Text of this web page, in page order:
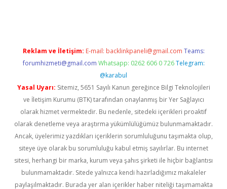
Reklam ve İletişim: E-mail: backlinkpaneli@gmail.com Teams:
forumhizmeti@gmail.com Whatsapp: 0262 606 0 726 Telegram:
@karabul
Yasal Uyarı: Sitemiz, 5651 Sayılı Kanun gereğince Bilgi Teknolojileri
ve İletişim Kurumu (BTK) tarafından onaylanmış bir Yer Sağlayıcı
olarak hizmet vermektedir. Bu nedenle, sitedeki içerikleri proaktif
olarak denetleme veya araştırma yükümlülüğümüz bulunmamaktadır.
Ancak, üyelerimiz yazdıkları içeriklerin sorumluluğunu taşımakta olup,
siteye üye olarak bu sorumluluğu kabul etmiş sayılırlar. Bu internet
sitesi, herhangi bir marka, kurum veya şahıs şirketi ile hiçbir bağlantısı
bulunmamaktadır. Sitede yalnızca kendi hazırladığımız makaleler
paylaşılmaktadır. Burada yer alan içerikler haber niteliği taşımamakta